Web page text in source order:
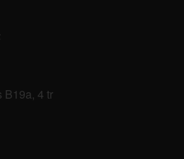
B19a, 4 tr